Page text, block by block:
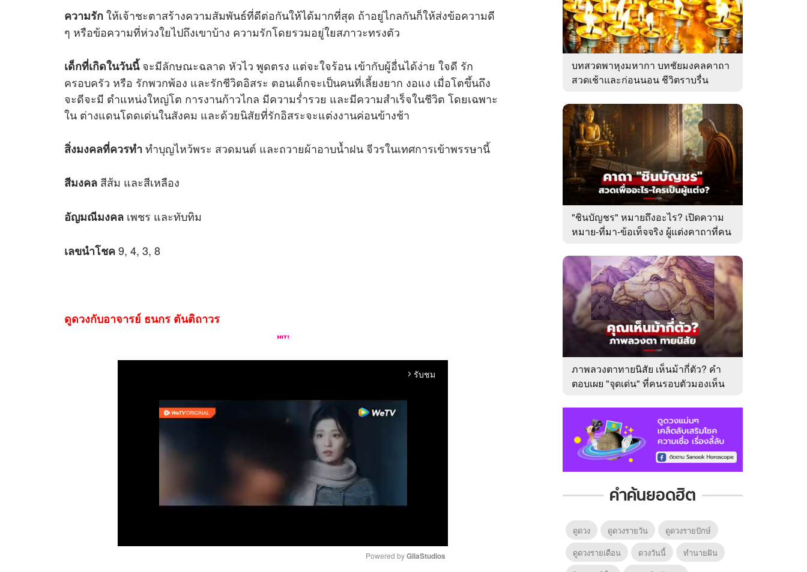
ความรักให้เจ้าชะตาสร้างความสัมพันธ์ที่ดีต่อกันให้ได้มากที่สุด ถ้าอยู่ไกลกันก็ให้ส่งข้อความดี
ๆ หรือข้อความที่ห่วงใยไปถึงเขาบ้าง ความรักโดยรวมอยู่ใยสภาวะทรงตัว
เด็กที่เกิดในวันนี้จะมีลักษณะฉลาด หัวไว พูดตรง แต่จะใจร้อน เข้ากับผู้อื่นได้ง่าย ใจดี รัก
ครอบครัว หรือ รักพวกพ้อง และรักชีวิตอิสระ ตอนเด็กจะเป็นคนที่เลี้ยงยาก งอแง เมื่อโตขึ้นถึง
จะดีจะมี ตำแหน่งใหญ่โต การงานก้าวไกล มีความร่ำรวย และมีความสำเร็จในชีวิต โดยเฉพาะ
ใน ต่างแดนโดดเด่นในสังคม และด้วยนิสัยที่รักอิสระจะแต่งงานค่อนข้างช้า
สิ่งมงคลที่ควรทำทำบุญไหว้พระ สวดมนต์ และถวายผ้าอาบน้ำฝน จีวรในเทศการเข้าพรรษานี้
สีมงคล สีส้ม และสีเหลือง
อัญมณีมงคล เพชร และทับทิม
เลขนำโชค9, 4, 3, 8
ดูดวงกับอาจารย์ ธนกร ตันติถาวร
arrow_forward_ios รับชม
Powered by GliaStudios
บทสวดพาหุงมหากา บทชัยมงคลคาถา
สวดเช้าและก่อนนอน ชีวิตราบรื่น
"ชินบัญชร" หมายถึงอะไร? เปิดความ
หมาย-ที่มา-ข้อเท็จจริง ผู้แต่งคาถาที่คน
ภาพลวงตาทายนิสัย เห็นม้ากี่ตัว? คำ
ตอบเผย "จุดเด่น" ที่คนรอบตัวมองเห็น
คำค้นยอดฮิต
ดูดวง ดูดวงรายวัน
ดูดวงรายปักษ์
ดูดวงรายเดือน
ดวงวันนี้
ทํานายฝัน